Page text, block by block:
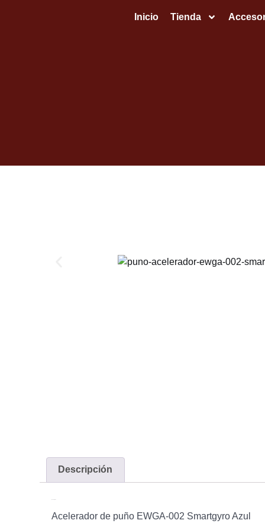
Inicio Tienda
Descripción
Acelerador de puño EWGA-002 Smartgyro Azul